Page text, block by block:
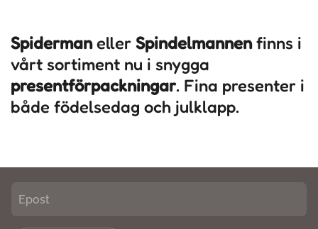
Spidermaneller Spindelmannenfinns i
vårt sortiment nu i snygga
presentförpackningar. Fina presenter i
både födelsedag och julklapp.